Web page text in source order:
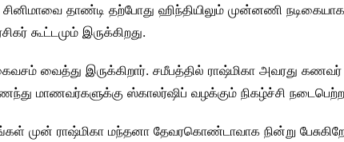
தாண்டி தற்போது ஹிந்தியிலும் முன்னணி நடிகையாக
கூட்டமும் இருக்கிறது.
வைத்து இருக்கிறார். சமீபத்தில் ராஷ்மிகா அவரது கணவர்
மாணவர்களுக்கு ஸ்காலர்ஷிப் வழக்கும் நிகழ்ச்சி
முன் ராஷ்மிகா மந்தனா தேவரகொண்டாவாக நின்று